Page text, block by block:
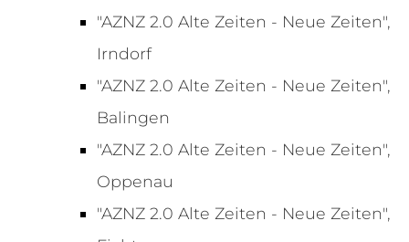
"AZNZ 2.0 Alte Zeiten - Neue Zeiten",
Irndorf
"AZNZ 2.0 Alte Zeiten - Neue Zeiten",
Balingen
"AZNZ 2.0 Alte Zeiten - Neue Zeiten",
Oppenau
"AZNZ 2.0 Alte Zeiten - Neue Zeiten",